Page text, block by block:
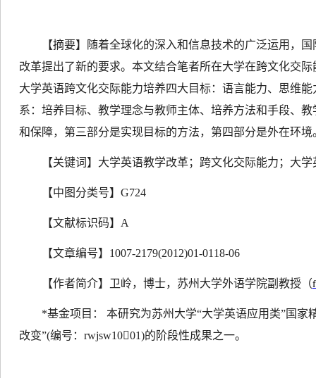
【摘要】
随着全球化的深入和信息技术的广泛运用，
改革提出了新的要求。本文结合笔者所在大学在跨文化交
大学英语跨文化交际能力培养四大目标：语言能力、思维
系：培养目标、教学理念与教师主体、培养方法和手段、
和保障，第三部分是实现目标的方法，第四部分是外在环
【关键词】 大学英语教学改革；跨文化交际能力；大学
【中图分类号】 G724
【文献标识码】 A
【文章编号】 1007-2179(2012)01-0118-06
【作者简介】 卫岭，博士，苏州大学外语学院副教授（
*基金项目： 本研究为苏州大学“大学英语应用类”国家
改变”(编号： rwjsw1001)的阶段性成果之一。